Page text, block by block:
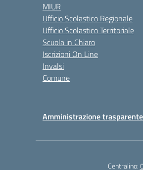
MIUR
Ufficio Scolastico Regionale
Ufficio Scolastico Territoriale
Scuola in Chiaro
Iscrizioni On Line
Invalsi
Comune
Amministrazione trasparente
Centralino: